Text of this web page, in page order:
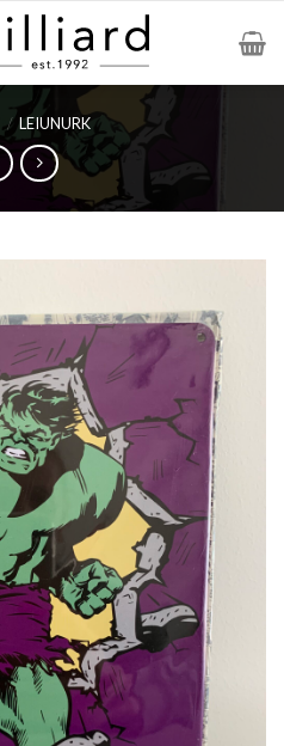
/ LEIUNURK